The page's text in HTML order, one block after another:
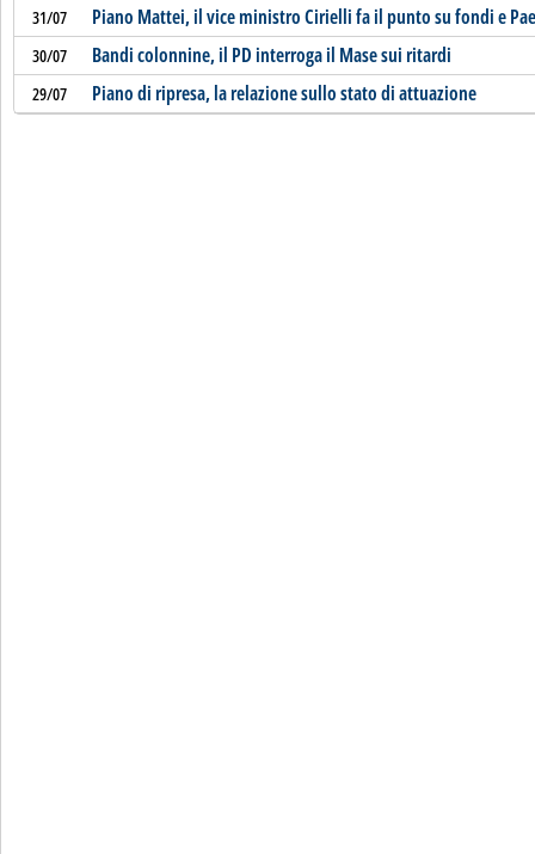
31/07 Piano Mattei, il vice ministro Cirielli fa il punto su fondi e
30/07 Bandi colonnine, il PD interroga il Mase sui ritardi
29/07 Piano di ripresa, la relazione sullo stato di attuazione